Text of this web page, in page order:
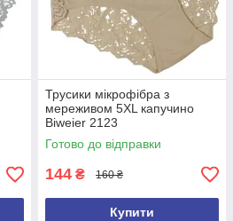
Трусики мікрофібра з
мереживом 5XL капучино
Biweier 2123
Готово до відправки
144 ₴ 160 ₴
Купити